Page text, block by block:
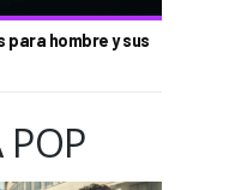
para hombre y sus
POP